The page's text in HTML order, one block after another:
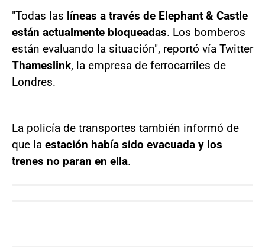
"Todas las líneas a través de Elephant & Castle
están actualmente bloqueadas. Los bomberos
están evaluando la situación", reportó vía Twitter
Thameslink, la empresa de ferrocarriles de
Londres.
La policía de transportes también informó de
que la estación había sido evacuada y los
trenes no paran en ella.